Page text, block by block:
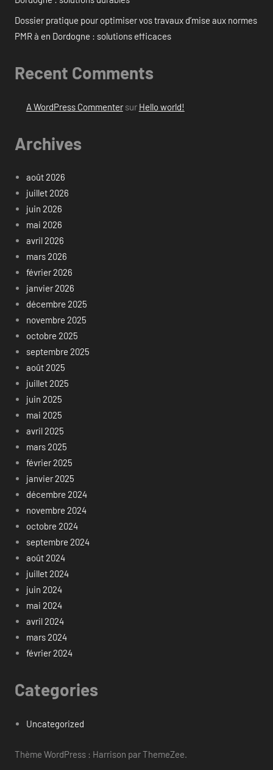
Dossier pratique pour optimiser vos travaux d’mise aux normes
PMR à en Dordogne : solutions efficaces
Recent Comments
A WordPress Commentersur Hello world!
Archives
août 2026
juillet 2026
juin 2026
mai 2026
avril 2026
mars 2026
février 2026
janvier 2026
décembre 2025
novembre 2025
octobre 2025
septembre 2025
août 2025
juillet 2025
juin 2025
mai 2025
avril 2025
mars 2025
février 2025
janvier 2025
décembre 2024
novembre 2024
octobre 2024
septembre 2024
août 2024
juillet 2024
juin 2024
mai 2024
avril 2024
mars 2024
février 2024
Categories
Uncategorized
Thème WordPress : Harrison par ThemeZee.